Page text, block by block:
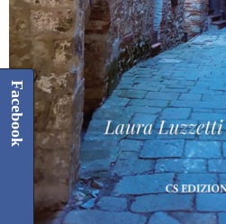
Facebook